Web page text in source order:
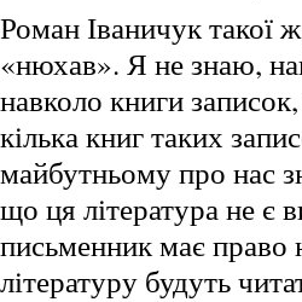
Роман Іваничук
«нюхав». Я не знаю,
навколо книги
кілька книг таких
майбутньому про нас
що ця література не
письменник має
літературу будуть